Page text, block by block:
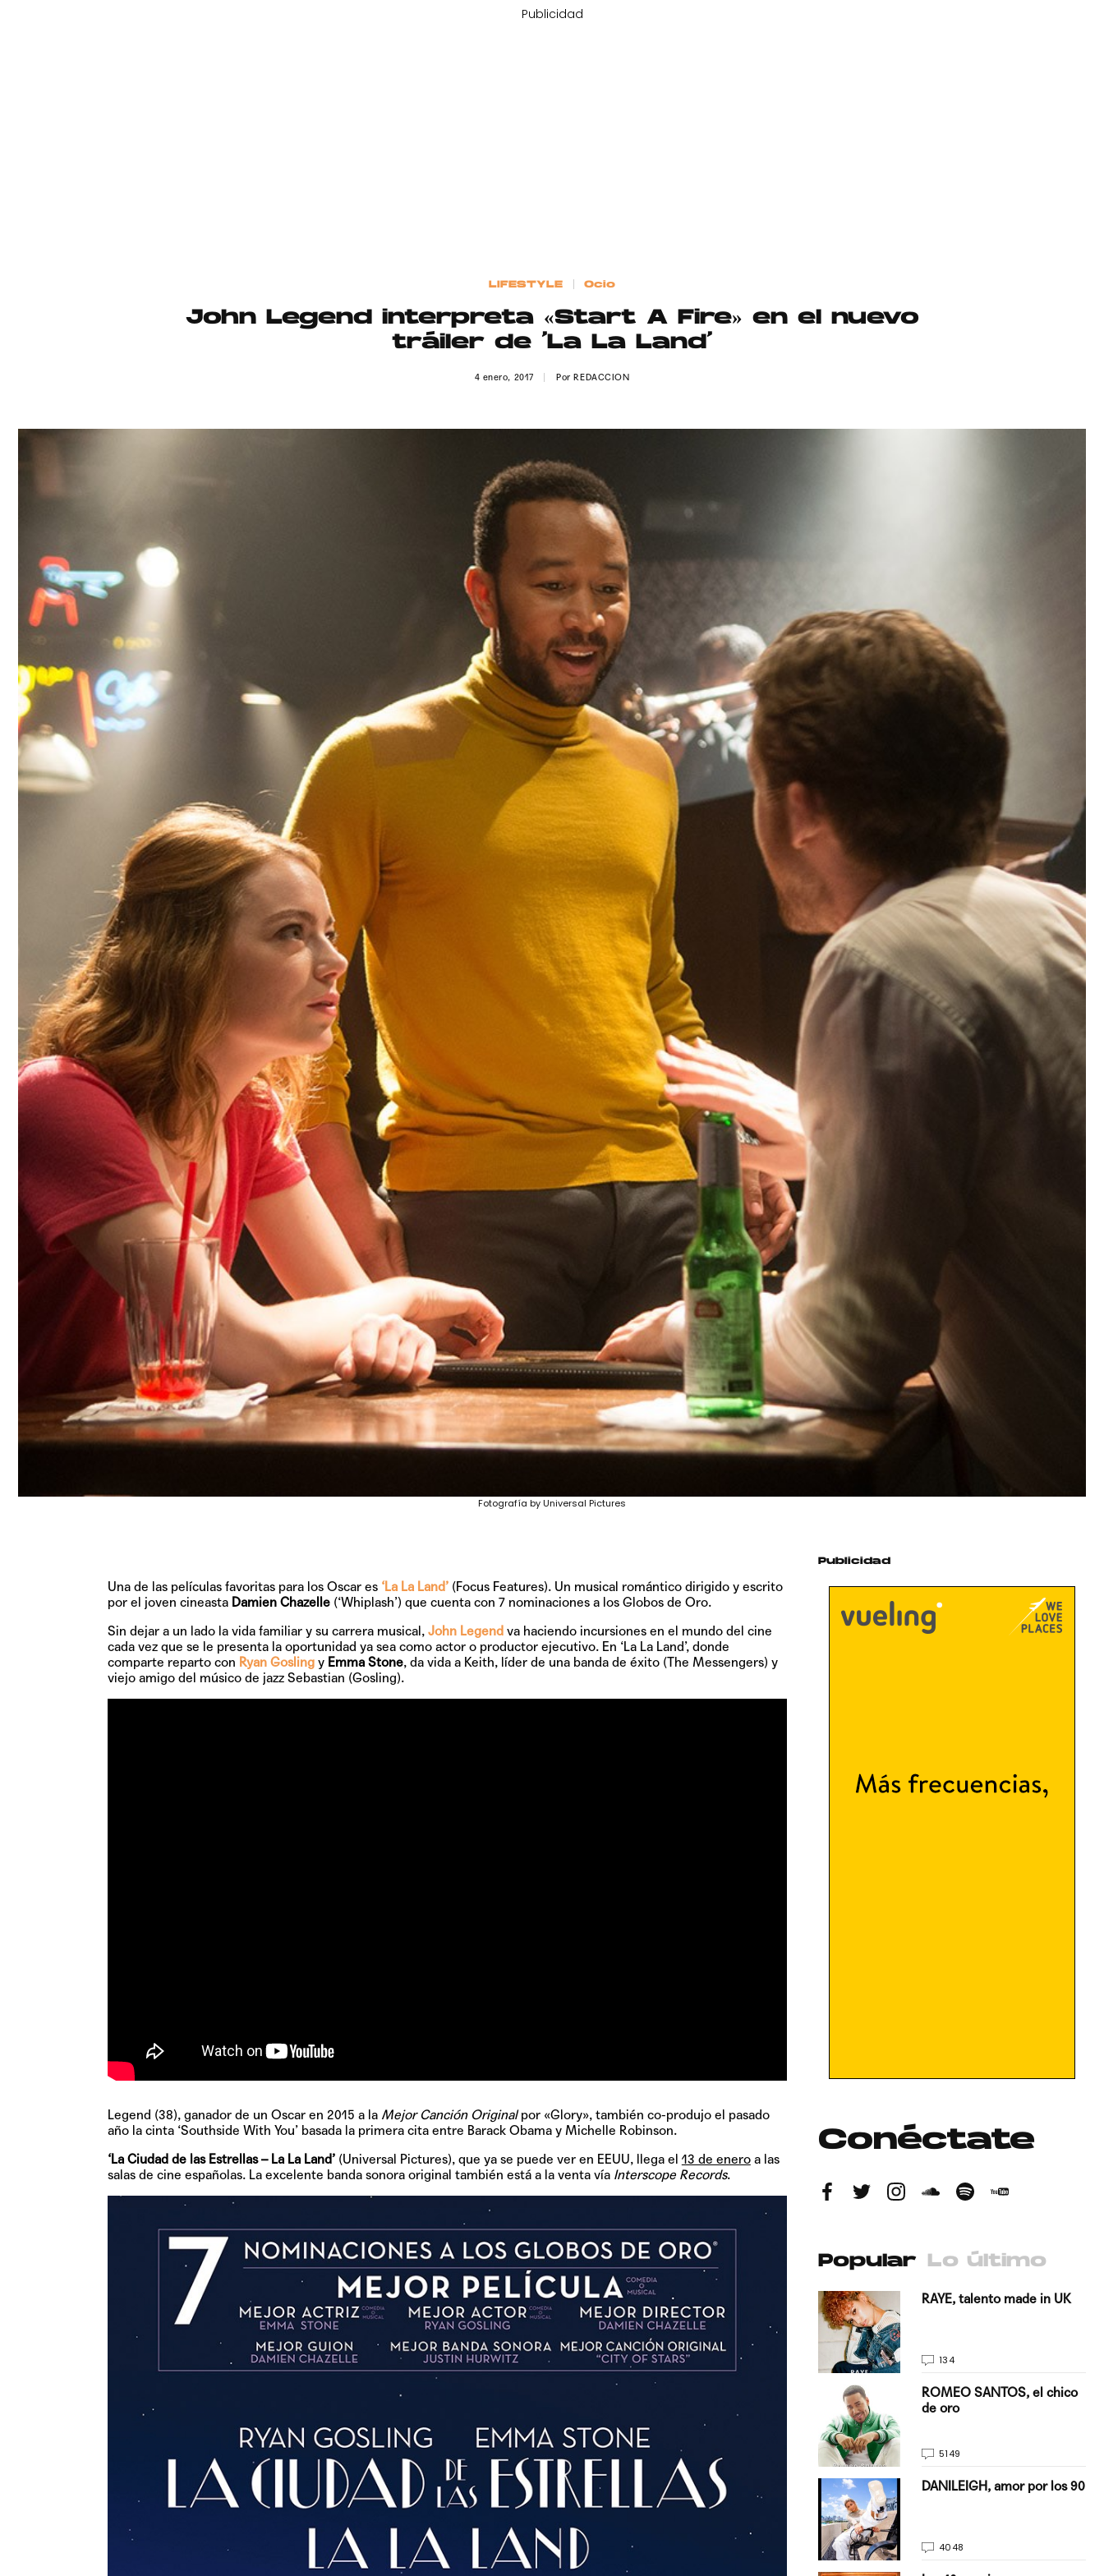
Publicidad
LIFESTYLE Ocio
John Legend interpreta «Start A Fire» en el nuevo
tráiler de ‘La La Land’
4 enero, 2017 PorREDACCION
Fotografía by Universal Pictures
Una de las películas favoritas para los Oscar es ‘La La Land’(Focus Features). Un musical romántico dirigido y escrito
por el joven cineasta Damien Chazelle(‘Whiplash’) que cuenta con 7 nominaciones a los Globos de Oro.
Sin dejar a un lado la vida familiar y su carrera musical, John Legendva haciendo incursiones en el mundo del cine
cada vez que se le presenta la oportunidad ya sea como actor o productor ejecutivo. En ‘La La Land’, donde
comparte reparto con Ryan Goslingy Emma Stone, da vida a Keith, líder de una banda de éxito (The Messengers) y
viejo amigo del músico de jazz Sebastian (Gosling).
Legend (38), ganador de un Oscar en 2015 a la Mejor Canción Originalpor «Glory», también co-produjo el pasado
año la cinta ‘Southside With You’ basada la primera cita entre Barack Obama y Michelle Robinson.
‘La Ciudad de las Estrellas – La La Land’(Universal Pictures), que ya se puede ver en EEUU, llega el 13 de eneroa las
salas de cine españolas. La excelente banda sonora original también está a la venta vía Interscope Records.
Publicidad
Conéctate
Popular Lo último
TAINY, adelantado a su
tiempo
Hablamos con Justin
Quiles de 'La…
RAYE, talento made in UK
134
ROMEO SANTOS, el chico
de oro
5149
DANILEIGH, amor por los 90
4048